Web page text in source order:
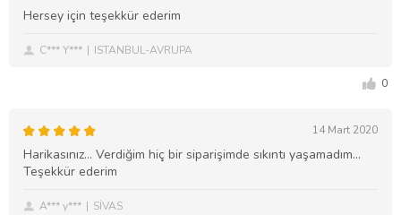
Hersey için teşekkür ederim
C*** Y*** ISTANBUL-AVRUPA
0
14 Mart 2020
Harikasınız... Verdiğim hiç bir siparişimde sıkıntı yaşamadım...
Teşekkür ederim
A*** y*** SİVAS